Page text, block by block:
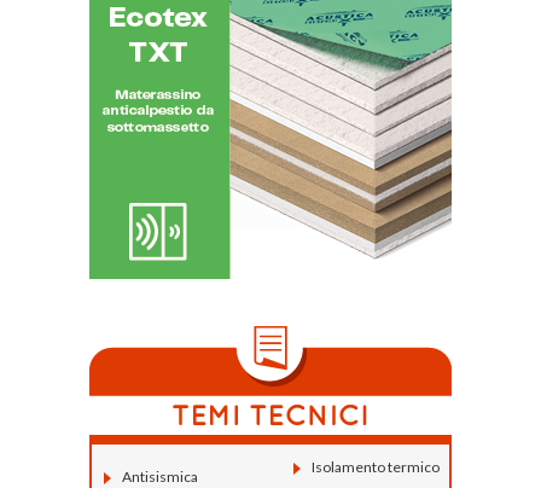
Antisismica
Isolamento termico